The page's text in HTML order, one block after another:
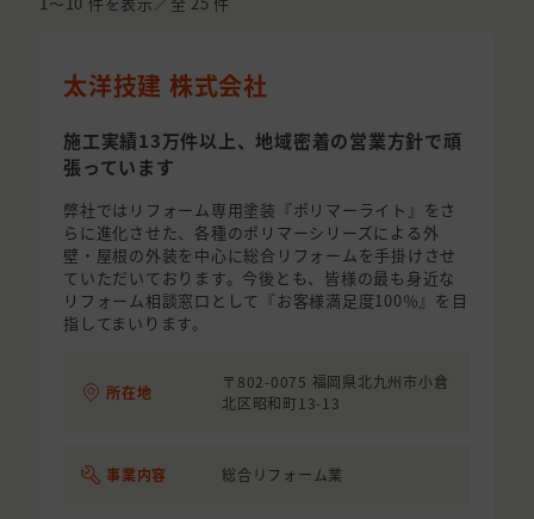
太洋技建 株式会社
施工実績13万件以上、地域密着の営業方針で頑
張っています
弊社ではリフォーム専用塗装『ポリマーライト』をさ
らに進化させた、各種のポリマーシリーズによる外
壁・屋根の外装を中心に総合リフォームを手掛けさせ
ていただいております。今後とも、皆様の最も身近な
リフォーム相談窓口として『お客様満足度100％』を目
指してまいります。
所在地
〒802-0075 福岡県北九州市小倉
北区昭和町13-13
事業内容 総合リフォーム業